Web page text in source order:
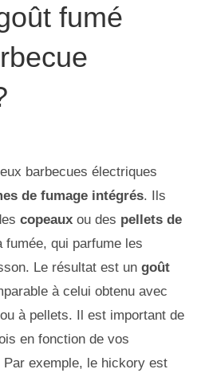
fumé
barbecues électriques
de fumage intégrés. Ils
copeaux ou des pellets de
fumée, qui parfume les
Le résultat est un goût
à celui obtenu avec
à pellets. Il est important de
en fonction de vos
exemple, le hickory est